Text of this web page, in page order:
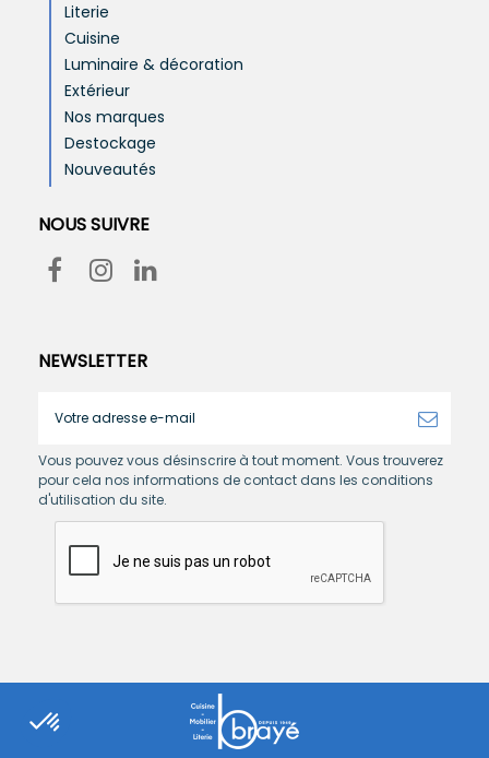
Literie
Cuisine
Luminaire & décoration
Extérieur
Nos marques
Destockage
Nouveautés
NOUS SUIVRE
NEWSLETTER
Vous pouvez vous désinscrire à tout moment. Vous trouverez
pour cela nos informations de contact dans les conditions
d'utilisation du site.